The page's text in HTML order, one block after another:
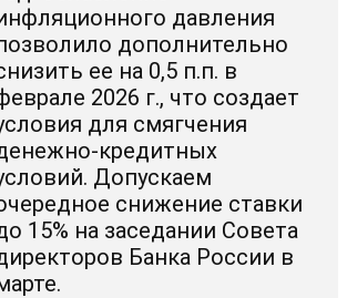
давления
дополнительно
ее на 0,5 п.п. в
2026 г., что создает
для смягчения
кредитных
Допускаем
снижение ставки
15% на заседании Совета
Банка России в